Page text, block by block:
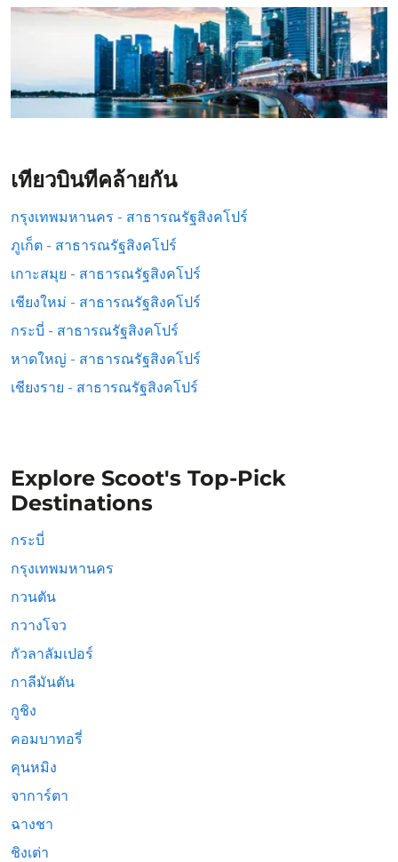
เที่ยวบินที่คล้ายกัน
กรุงเทพมหานคร - สาธารณรัฐสิงคโปร์
ภูเก็ต - สาธารณรัฐสิงคโปร์
เกาะสมุย - สาธารณรัฐสิงคโปร์
เชียงใหม่ - สาธารณรัฐสิงคโปร์
กระบี่ - สาธารณรัฐสิงคโปร์
หาดใหญ่ - สาธารณรัฐสิงคโปร์
เชียงราย - สาธารณรัฐสิงคโปร์
Explore Scoot's Top-Pick
Destinations
กระบี่
กรุงเทพมหานคร
กวนตัน
กวางโจว
กัวลาลัมเปอร์
กาลีมันตัน
กูชิง
คอมบาทอรี่
คุนหมิง
จาการ์ตา
ฉางชา
ชิงเต่า